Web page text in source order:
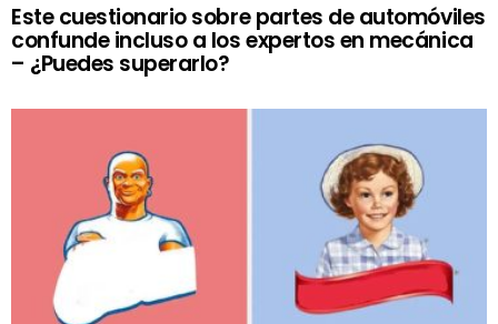
Este cuestionario sobre partes de automóviles
confunde incluso a los expertos en mecánica
– ¿Puedes superarlo?